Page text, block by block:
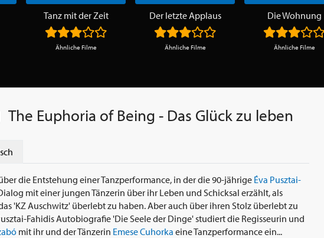
Tanz mit der Zeit
Ähnliche Filme
Der letzte Applaus
Ähnliche Filme
Die Wohnung
Ähnliche Filme
The Euphoria of Being - Das Glück zu leben
die Entstehung einer Tanzperformance, in der die 90-jährige Éva Pusztai-
mit einer jungen Tänzerin über ihr Leben und Schicksal erzählt, als
'KZ Auschwitz' überlebt zu haben. Aber auch über ihren Stolz überlebt zu
Fahidis Autobiografie 'Die Seele der Dinge' studiert die Regisseurin und
mit ihr und der Tänzerin Emese Cuhorka eine Tanzperformance ein...